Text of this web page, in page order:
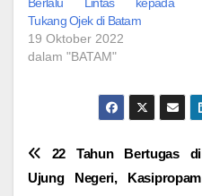
Berlalu Lintas kepada
Tukang Ojek di Batam
19 Oktober 2022
dalam "BATAM"
Navigasi
22 Tahun Bertugas di
Ujung Negeri, Kasipropam